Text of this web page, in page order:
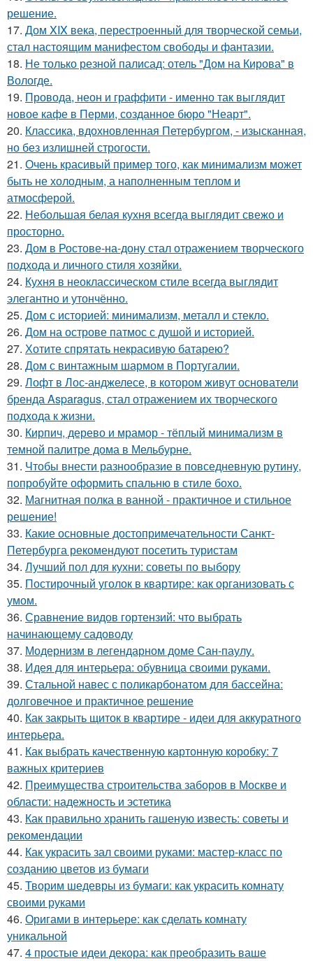
решение.
17. Дом XIX века, перестроенный для творческой семьи,
стал настоящим манифестом свободы и фантазии.
18. Не только резной палисад: отель "Дом на Кирова" в
Вологде.
19. Провода, неон и граффити - именно так выглядит
новое кафе в Перми, созданное бюро "Неарт".
20. Классика, вдохновленная Петербургом, - изысканная,
но без излишней строгости.
21. Очень красивый пример того, как минимализм может
быть не холодным, а наполненным теплом и
атмосферой.
22. Небольшая белая кухня всегда выглядит свежо и
просторно.
23. Дом в Ростове-на-дону стал отражением творческого
подхода и личного стиля хозяйки.
24. Кухня в неоклассическом стиле всегда выглядит
элегантно и утончённо.
25. Дом с историей: минимализм, металл и стекло.
26. Дом на острове патмос с душой и историей.
27. Хотите спрятать некрасивую батарею?
28. Дом с винтажным шармом в Португалии.
29. Лофт в Лос-анджелесе, в котором живут основатели
бренда Asparagus, стал отражением их творческого
подхода к жизни.
30. Кирпич, дерево и мрамор - тёплый минимализм в
темной палитре дома в Мельбурне.
31. Чтобы внести разнообразие в повседневную рутину,
попробуйте оформить спальню в стиле бохо.
32. Магнитная полка в ванной - практичное и стильное
решение!
33. Какие основные достопримечательности Санкт-
Петербурга рекомендуют посетить туристам
34. Лучший пол для кухни: советы по выбору
35. Постирочный уголок в квартире: как организовать с
умом.
36. Сравнение видов гортензий: что выбрать
начинающему садоводу
37. Модернизм в легендарном доме Сан-паулу.
38. Идея для интерьера: обувница своими руками.
39. Стальной навес с поликарбонатом для бассейна:
долговечное и практичное решение
40. Как закрыть щиток в квартире - идеи для аккуратного
интерьера.
41. Как выбрать качественную картонную коробку: 7
важных критериев
42. Преимущества строительства заборов в Москве и
области: надежность и эстетика
43. Как правильно хранить гашеную известь: советы и
рекомендации
44. Как украсить зал своими руками: мастер-класс по
созданию цветов из бумаги
45. Творим шедевры из бумаги: как украсить комнату
своими руками
46. Оригами в интерьере: как сделать комнату
уникальной
47. 4 простые идеи декора: как преобразить ваше